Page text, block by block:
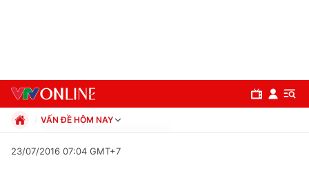
VẤN ĐỀ HÔM NAY
Xã hội
23/07/2016 07:04 GMT+7